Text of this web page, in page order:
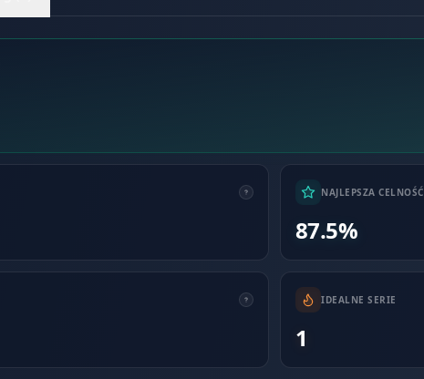
NAJLEPSZA CELNOŚĆ
87.5%
IDEALNE SERIE
1